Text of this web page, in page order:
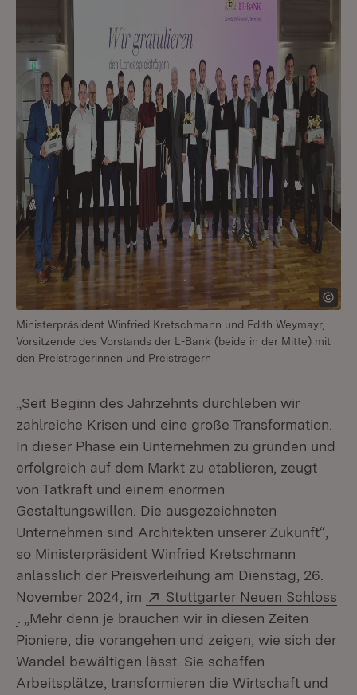
Ministerpräsident Winfried Kretschmann und Edith Weymayr,
Vorsitzende des Vorstands der L-Bank (beide in der Mitte) mit
den Preisträgerinnen und Preisträgern
„Seit Beginn des Jahrzehnts durchleben wir
zahlreiche Krisen und eine große Transformation.
In dieser Phase ein Unternehmen zu gründen und
erfolgreich auf dem Markt zu etablieren, zeugt
von Tatkraft und einem enormen
Gestaltungswillen. Die ausgezeichneten
Unternehmen sind Architekten unserer Zukunft“,
so Ministerpräsident Winfried Kretschmann
anlässlich der Preisverleihung am Dienstag, 26.
November 2024, im
Extern:
Stuttgarter Neuen Schloss
(Öffnet in neuem Fenster)
. „Mehr denn je brauchen wir in diesen Zeiten
Pioniere, die vorangehen und zeigen, wie sich der
Wandel bewältigen lässt. Sie schaffen
Arbeitsplätze, transformieren die Wirtschaft und